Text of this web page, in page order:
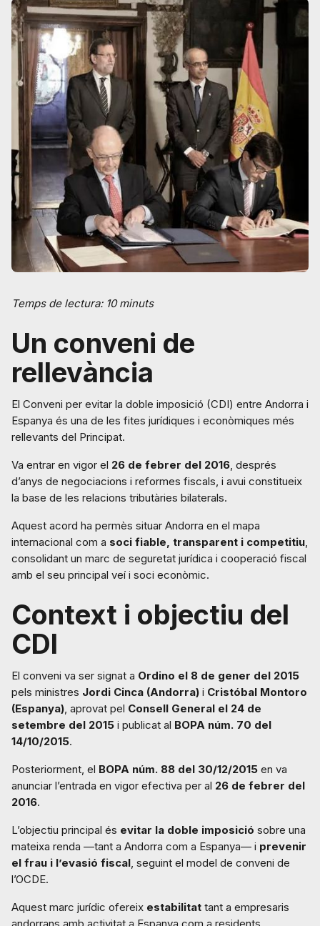
Temps de lectura: 10 minuts
Un conveni de
rellevància
El Conveni per evitar la doble imposició (CDI) entre Andorra i
Espanya és una de les fites jurídiques i econòmiques més
rellevants del Principat.
Va entrar en vigor el 26 de febrer del 2016, després
d’anys de negociacions i reformes fiscals, i avui constitueix
la base de les relacions tributàries bilaterals.
Aquest acord ha permès situar Andorra en el mapa
internacional com a soci fiable, transparent i competitiu,
consolidant un marc de seguretat jurídica i cooperació fiscal
amb el seu principal veí i soci econòmic.
Context i objectiu del
CDI
El conveni va ser signat a Ordino el 8 de gener del 2015
pels ministres Jordi Cinca (Andorra) i Cristóbal Montoro
(Espanya), aprovat pel Consell General el 24 de
setembre del 2015 i publicat al BOPA núm. 70 del
14/10/2015.
Posteriorment, el BOPA núm. 88 del 30/12/2015 en va
anunciar l’entrada en vigor efectiva per al 26 de febrer del
2016.
L’objectiu principal és evitar la doble imposició sobre una
mateixa renda —tant a Andorra com a Espanya— i prevenir
el frau i l’evasió fiscal, seguint el model de conveni de
l’OCDE.
Aquest marc jurídic ofereix estabilitat tant a empresaris